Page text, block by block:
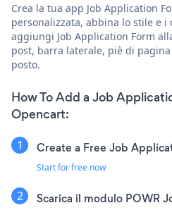
Crea la tua app Job Application
personalizzata, abbina lo stile e
aggiungi Job Application Form
post, barra laterale, piè di
posto.
How To Add a Job
Opencart:
Create a Free Job
Start for free now
Scarica il modulo POWR